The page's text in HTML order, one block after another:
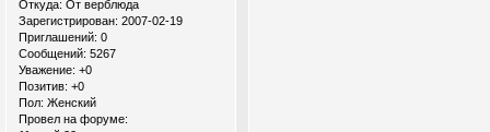
Откуда: От верблюда
Зарегистрирован: 2007-02-19
Приглашений: 0
Сообщений: 5267
Уважение: +0
Позитив: +0
Пол: Женский
Провел на форуме: